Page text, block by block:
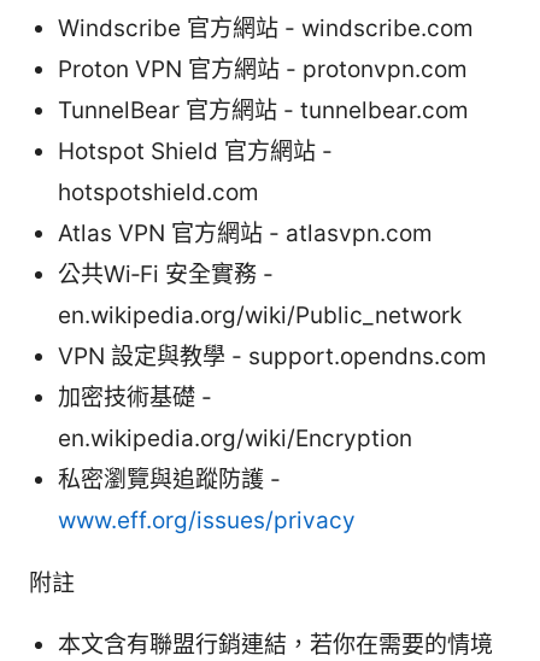
Windscribe 官方網站 - windscribe.com
Proton VPN 官方網站 - protonvpn.com
TunnelBear 官方網站 - tunnelbear.com
Hotspot Shield 官方網站 -
hotspotshield.com
Atlas VPN 官方網站 - atlasvpn.com
公共Wi‑Fi 安全實務 -
en.wikipedia.org/wiki/Public_network
VPN 設定與教學 - support.opendns.com
加密技術基礎 -
en.wikipedia.org/wiki/Encryption
私密瀏覽與追蹤防護 -
www.eff.org/issues/privacy
附註
本文含有聯盟行銷連結，若你在需要的情境